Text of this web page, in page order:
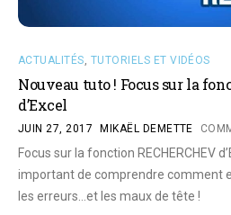
ACTUALITÉS, TUTORIELS ET VIDÉOS
Nouveau tuto ! Focus sur la
d’Excel
JUIN 27, 2017 MIKAËL DEMETTE
Focus sur la fonction RECHERCHEV
important de comprendre comment
les erreurs…et les maux de tête !